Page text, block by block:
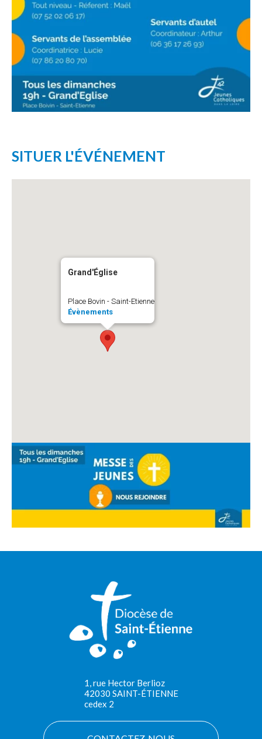
SITUER L'ÉVÉNEMENT
Grand'Église
Place Bovin - Saint-Etienne
Évènements
1, rue Hector Berlioz
42030 SAINT-ÉTIENNE
cedex 2